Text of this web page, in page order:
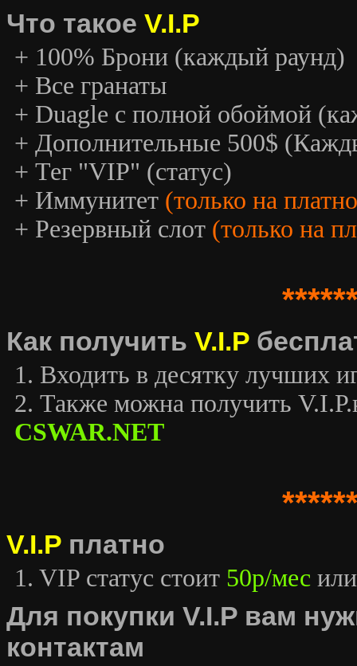
Что такое V.I.P
+ 100% Брони (каждый раунд)
+ Все гранаты
+ Duagle с полной обоймой
+ Дополнительные 500$
+ Тег "VIP" (статус)
+ Иммунитет (только на
+ Резервный слот (только на
Как получить V.I.P
1. Входить в десятку лучших
2. Также можна получить
CSWAR.NET
V.I.P платно
1. VIP статус стоит 50р/мес
Для покупки V.I.P вам
контактам